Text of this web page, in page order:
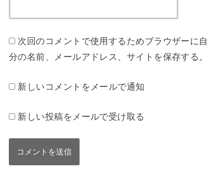
次回のコメントで使用するためブラウザーに自
分の名前、メールアドレス、サイトを保存する。
新しいコメントをメールで通知
新しい投稿をメールで受け取る